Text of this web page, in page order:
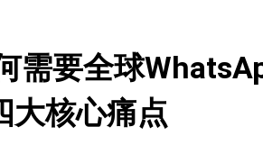
需要全球
大核心痛点